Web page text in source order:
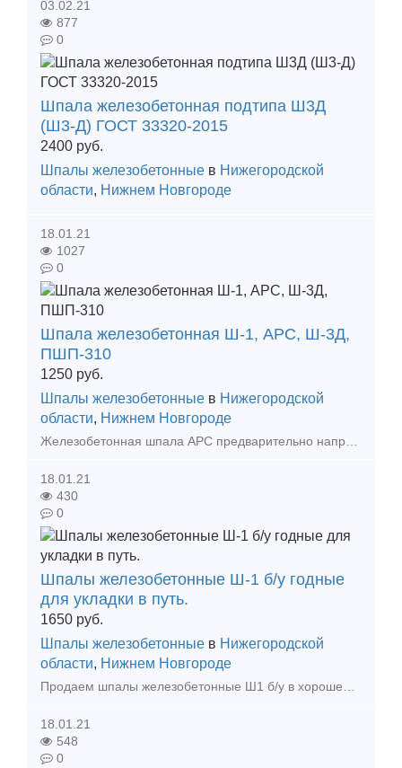
03.02.21
877
0
Шпала железобетонная подтипа Ш3Д
(Ш3-Д) ГОСТ 33320-2015
2400 руб.
Шпалы железобетонные в Нижегородской
области, Нижнем Новгороде
18.01.21
1027
0
Шпала железобетонная Ш-1, АРС, Ш-3Д,
ПШП-310
1250 руб.
Шпалы железобетонные в Нижегородской
области, Нижнем Новгороде
Железобетонная шпала АРС предварительно напряженная анкерная под скрепление АРС предназначена для применения на всех железнодорожных линиях в главных, станционных и прочих путях, а также подъе
18.01.21
430
0
Шпалы железобетонные Ш-1 б/у годные
для укладки в путь.
1650 руб.
Шпалы железобетонные в Нижегородской
области, Нижнем Новгороде
Продаем шпалы железобетонные Ш1 б/у в хорошем состоянии в сборе со скреплением КБ-65, клеммой ПК, болтами клеммными и закладными. Осуществляем доставку в Москву, Краснодар, Волгоград, Белго
18.01.21
548
0